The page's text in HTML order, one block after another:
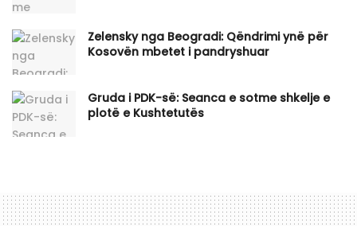
Zelensky nga Beogradi: Qëndrimi ynë për
Kosovën mbetet i pandryshuar
Gruda i PDK-së: Seanca e sotme shkelje e
plotë e Kushtetutës